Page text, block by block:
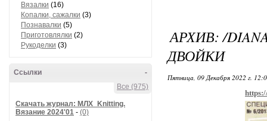
Вязалки (16)
Копалки, сажалки (3)
Познавалки (5)
Приготовлялки (2)
Рукоделки (3)
-
Ссылки
Все (975)
Скачать журнал: МЛХ_Knitting.
Вязание 2024'01 - (0)
АРХИВ: /
ДВОЙКИ
Пятница, 09 Декабря 2022 г.